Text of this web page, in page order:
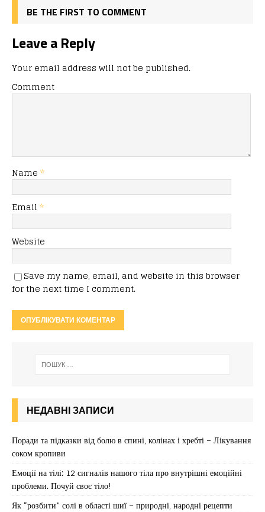
BE THE FIRST TO COMMENT
Leave a Reply
Your email address will not be published.
Comment
Name *
Email *
Website
Save my name, email, and website in this browser
for the next time I comment.
НЕДАВНІ ЗАПИСИ
Поради та підказки від болю в спині, колінах і хребті – Лікування
соком кропиви
Емоції на тілі: 12 сигналів нашого тіла про внутрішні емоційні
проблеми. Почуй своє тіло!
Як “розбити” солі в області шиї – природні, народні рецепти